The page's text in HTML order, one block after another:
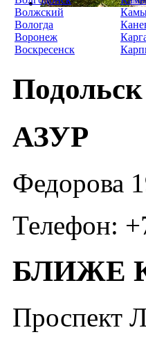
Волжский
Вологда
Воронеж
Воскресенск
Подольск
АЗУР
Федорова
Телефон:
БЛИЖЕ
Проспект